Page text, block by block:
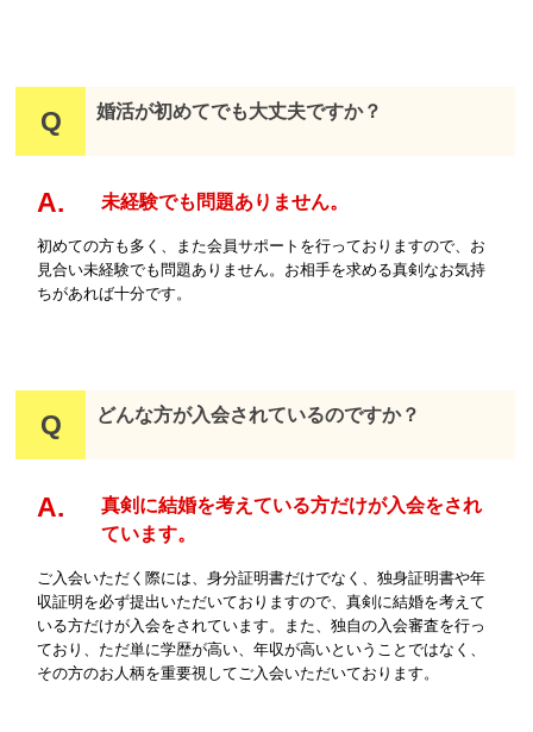
婚活が初めてでも大丈夫ですか？
未経験でも問題ありません。
初めての方も多く、また会員サポートを行っておりますので、お
見合い未経験でも問題ありません。お相手を求める真剣なお気持
ちがあれば十分です。
どんな方が入会されているのですか？
真剣に結婚を考えている方だけが入会をされ
ています。
ご入会いただく際には、身分証明書だけでなく、独身証明書や年
収証明を必ず提出いただいておりますので、真剣に結婚を考えて
いる方だけが入会をされています。また、独自の入会審査を行っ
ており、ただ単に学歴が高い、年収が高いということではなく、
その方のお人柄を重要視してご入会いただいております。